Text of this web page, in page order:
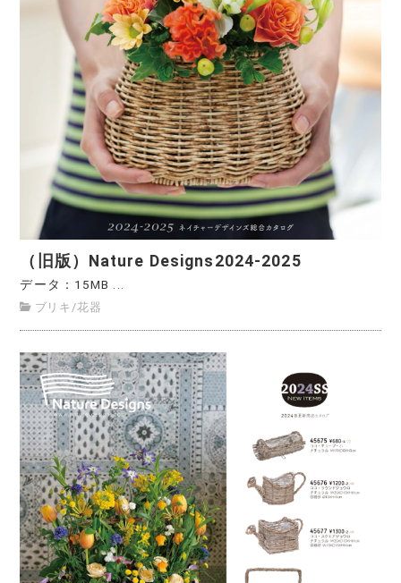
（旧版）Nature Designs2024-2025
データ：15MB ...
ブリキ /花器